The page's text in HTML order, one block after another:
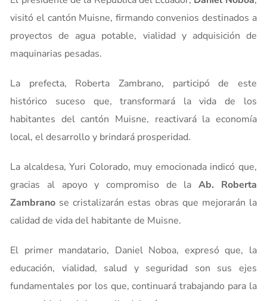
visitó el cantón Muisne, firmando convenios destinados a
proyectos de agua potable, vialidad y adquisición de
maquinarias pesadas.
La prefecta, Roberta Zambrano, participó de este
histórico suceso que, transformará la vida de los
habitantes del cantón Muisne, reactivará la economía
local, el desarrollo y brindará prosperidad.
La alcaldesa, Yuri Colorado, muy emocionada indicó que,
gracias al apoyo y compromiso de la Ab. Roberta
Zambrano se cristalizarán estas obras que mejorarán la
calidad de vida del habitante de Muisne.
El primer mandatario, Daniel Noboa, expresó que, la
educación, vialidad, salud y seguridad son sus ejes
fundamentales por los que, continuará trabajando para la